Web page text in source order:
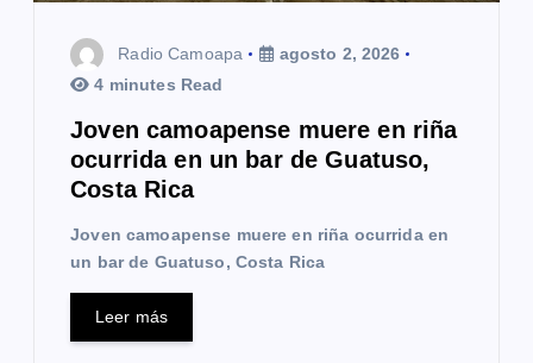
Radio Camoapa
agosto 2, 2026
4 minutes Read
Joven camoapense muere en riña
ocurrida en un bar de Guatuso,
Costa Rica
Joven camoapense muere en riña ocurrida en
un bar de Guatuso, Costa Rica
Leer más